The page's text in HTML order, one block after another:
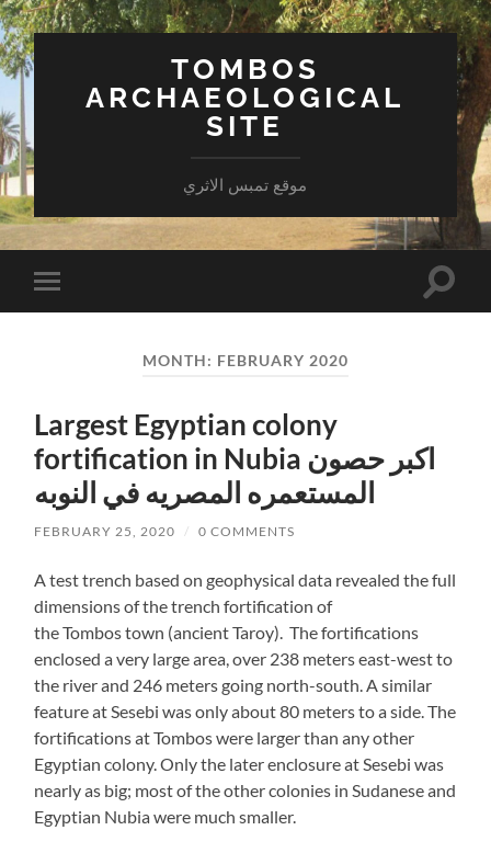
TOMBOS
ARCHAEOLOGICAL
SITE
موقع تمبس الاثري
Toggle
mobile
Toggle
MONTH: FEBRUARY 2020
Largest Egyptian colony
fortification in Nubia اكبر حصون
المستعمره المصريه في النوبه
FEBRUARY 25, 2020 / 0 COMMENTS
A test trench based on geophysical data revealed the full
dimensions of the trench fortification of
the Tombos town (ancient Taroy). The fortifications
enclosed a very large area, over 238 meters east-west to
the river and 246 meters going north-south. A similar
feature at Sesebi was only about 80 meters to a side. The
fortifications at Tombos were larger than any other
Egyptian colony. Only the later enclosure at Sesebi was
nearly as big; most of the other colonies in Sudanese and
Egyptian Nubia were much smaller.